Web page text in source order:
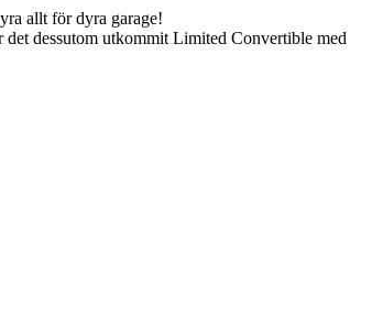
allt för dyra garage!
dessutom utkommit Limited Convertible med